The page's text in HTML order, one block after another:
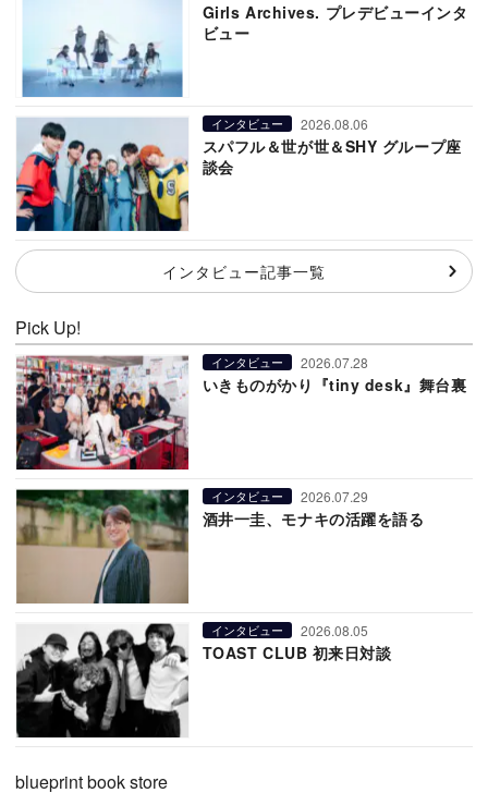
Girls Archives. プレデビューインタ
ビュー
インタビュー 2026.08.06
スパフル＆世が世＆SHY グループ座
談会
インタビュー記事一覧
Pick Up!
インタビュー 2026.07.28
いきものがかり『tiny desk』舞台裏
インタビュー 2026.07.29
酒井一圭、モナキの活躍を語る
インタビュー 2026.08.05
TOAST CLUB 初来日対談
blueprint book store